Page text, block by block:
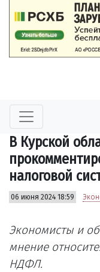
В Курской
налоговой
06 июня 2024 18:59
Экономисты и
мнение
НДФЛ.